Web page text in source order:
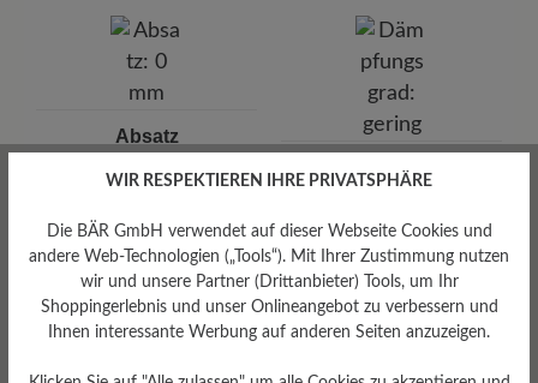
Absatz
0 mm Dämpfungsgrad
WIR RESPEKTIEREN IHRE PRIVATSPHÄRE
Die BÄR GmbH verwendet auf dieser Webseite Cookies und
andere Web-Technologien („Tools“). Mit Ihrer Zustimmung nutzen
wir und unsere Partner (Drittanbieter) Tools, um Ihr
Shoppingerlebnis und unser Onlineangebot zu verbessern und
Ihnen interessante Werbung auf anderen Seiten anzuzeigen.